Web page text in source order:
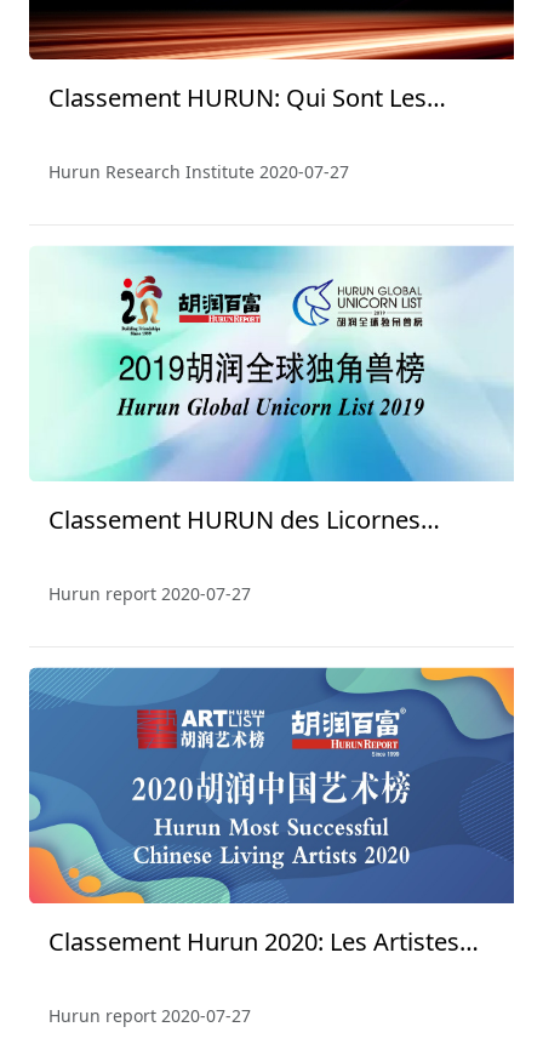
Classement HURUN: Qui Sont Les
Valorisées en Chine 2019？
Hurun Research Institute 2020-07-27
Classement HURUN des Licornes
Hurun report 2020-07-27
Classement Hurun 2020: Les Artistes
Hurun report 2020-07-27